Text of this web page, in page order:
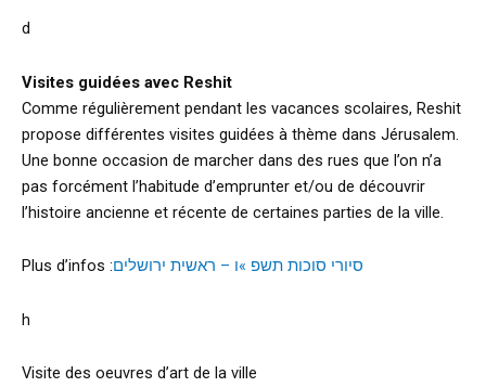
d
Visites guidées avec Reshit
Comme régulièrement pendant les vacances scolaires, Reshit
propose différentes visites guidées à thème dans Jérusalem.
Une bonne occasion de marcher dans des rues que l’on n’a
pas forcément l’habitude d’emprunter et/ou de découvrir
l’histoire ancienne et récente de certaines parties de la ville.
Plus d’infos :סיורי סוכות תשפ »ו – ראשית ירושלים
h
Visite des oeuvres d’art de la ville